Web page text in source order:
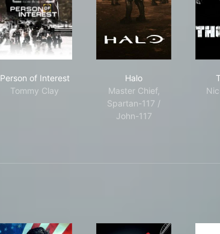
Person of Interest
Tommy Clay
Halo
Master Chief,
Spartan-117 /
John-117